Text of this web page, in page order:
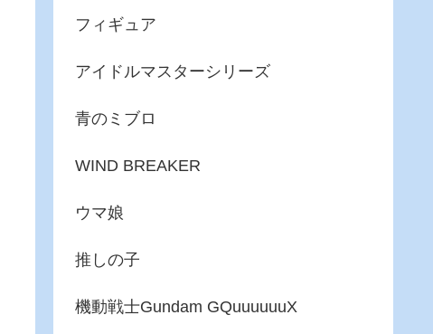
フィギュア
アイドルマスターシリーズ
青のミブロ
WIND BREAKER
ウマ娘
推しの子
機動戦士Gundam GQuuuuuuX